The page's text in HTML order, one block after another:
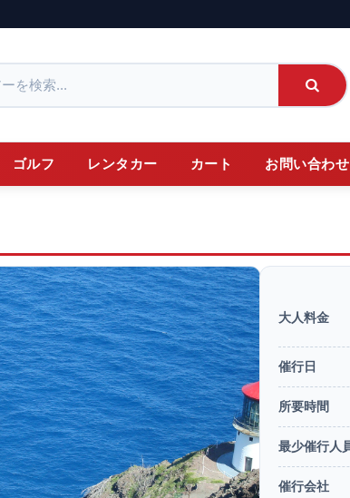
ゴルフ レンタカー カート お問い合わせ
大人料金
催行日
所要時間
最少催行人
催行会社